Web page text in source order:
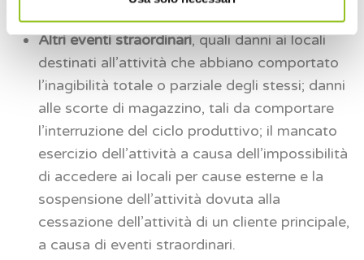
lettera c), e 24, comma 1, del D.Lgs. 1/2018.
Altri eventi straordinari, quali danni ai locali
destinati all’attività che abbiano comportato
l’inagibilità totale o parziale degli stessi; danni
alle scorte di magazzino, tali da comportare
l’interruzione del ciclo produttivo; il mancato
esercizio dell’attività a causa dell’impossibilità
di accedere ai locali per cause esterne e la
sospensione dell’attività dovuta alla
cessazione dell’attività di un cliente principale,
a causa di eventi straordinari.